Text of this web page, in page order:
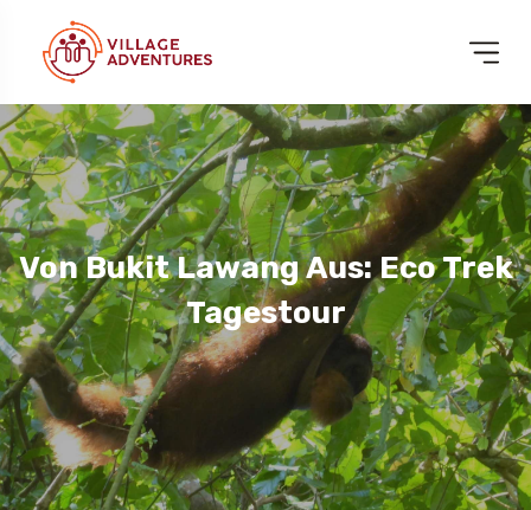
Von Bukit Lawang Aus: Eco Trek
Tagestour